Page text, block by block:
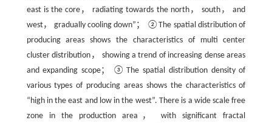
east is the core， radiating towards the north， south， and
west， gradually cooling down”； ②The spatial distribution of
producing areas shows the characteristics of multi center
cluster distribution， showing a trend of increasing dense areas
and expanding scope； ③The spatial distribution density of
various types of producing areas shows the characteristics of
“high in the east and low in the west”. There is a wide scale free
zone in the production area， with significant fractal